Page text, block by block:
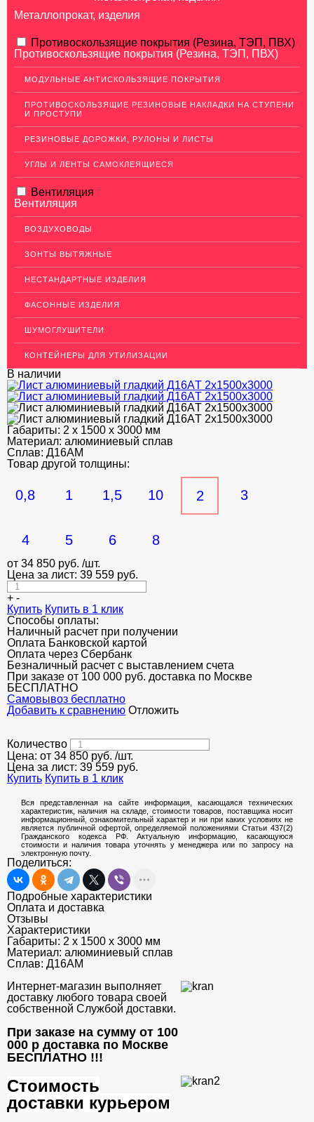
Металлопрокат, изделия
АЛЮМИНИЕВЫЙ ПРОКАТ
Перфорированный лист
Алюминиевые листы
Гладкие алюминиевые листы
Рифленые алюминиевые листы
Алюминиевые профили
Алюминиевые трубы
Профиль для гипсокартона, МДФ, панелей
ЭЛЕКТРОДЫ
ДЕКОРАТИВНЫЙ УГОЛОК
МЕТАЛЛИЧЕСКИЕ ПОРОГИ НАПОЛЬНЫЕ (ДЛЯ ПОЛА),
РАСКЛАДКА, ПЛИНТУС
АКЦИИ
Противоскользящие покрытия (Резина, ТЭП, ПВХ)
Противоскользящие покрытия (Резина, ТЭП, ПВХ)
МОДУЛЬНЫЕ АНТИСКОЛЬЗЯЩИЕ ПОКРЫТИЯ
ПРОТИВОСКОЛЬЗЯЩИЕ РЕЗИНОВЫЕ НАКЛАДКИ НА СТУПЕНИ
И ПРОСТУПИ
РЕЗИНОВЫЕ ДОРОЖКИ, РУЛОНЫ И ЛИСТЫ
УГЛЫ И ЛЕНТЫ САМОКЛЕЯЩИЕСЯ
Вентиляция
Вентиляция
ВОЗДУХОВОДЫ
ЗОНТЫ ВЫТЯЖНЫЕ
НЕСТАНДАРТНЫЕ ИЗДЕЛИЯ
ФАСОННЫЕ ИЗДЕЛИЯ
ШУМОГЛУШИТЕЛИ
КОНТЕЙНЕРЫ ДЛЯ УТИЛИЗАЦИИ
В наличии
Габариты: 2 х 1500 х 3000 мм
Материал: алюминиевый сплав
Сплав: Д16АM
Товар другой толщины:
0,8 1 1,5 10 2 3
4 5 6 8
от 34 850 руб. /шт.
Цена за лист: 39 559 руб.
+ -
Купить Купить в 1 клик
Способы оплаты:
Наличный расчет при получении
Оплата Банковской картой
Оплата через Сбербанк
Безналичный расчет с выставлением счета
При заказе от 100 000 руб. доставка по Москве
БЕСПЛАТНО
Cамовывоз бесплатно
Добавить к сравнению Отложить
Количество
Цена: от 34 850 руб. /шт.
Цена за лист: 39 559 руб.
Купить Купить в 1 клик
Вся представленная на сайте информация, касающаяся технических
характеристик, наличия на складе, стоимости товаров, поставщика носит
информационный, ознакомительный характер и ни при каких условиях не
является публичной офертой, определяемой положениями Статьи 437(2)
Гражданского кодекса РФ. Актуальную информацию, касающуюся
стоимости и наличия товара уточнять у менеджера или по запросу на
электронную почту.
Поделиться:
Подробные характеристики
Оплата и доставка
Отзывы
Характеристики
Габариты: 2 х 1500 х 3000 мм
Материал: алюминиевый сплав
Сплав: Д16АM
Интернет-магазин выполняет
доставку любого товара своей
собственной Службой доставки.
При заказе на сумму от 100
000 р доставка по Москве
БЕСПЛАТНО !!!
Стоимость
доставки курьером